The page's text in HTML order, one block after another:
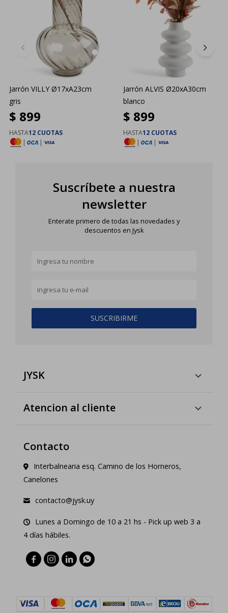
Jarrón VILLY Ø17xA23cm
gris
$ 899
HASTA12 CUOTAS
|
|
Jarrón ALVIS Ø20xA30cm
blanco
$ 899
HASTA12 CUOTAS
|
|
Suscríbete a nuestra
newsletter
Enterate primero de todas las novedades y
descuentos en Jysk
SUSCRIBIRME
JYSK
Atencion al cliente
Contacto
Interbalnearia esq. Camino de los Horneros,
Canelones
contacto@jysk.uy
Lunes a Domingo de 10 a 21 hs - Pick up web 3 a
4 días hábiles.
   